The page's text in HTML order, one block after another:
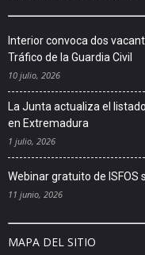
Interior convoca dos
Tráfico de la Guardia Civil
10 julio, 2026
La Junta actualiza el
en Extremadura
1 julio, 2026
Webinar gratuito de ISFOS
11 junio, 2026
MAPA DEL SITIO